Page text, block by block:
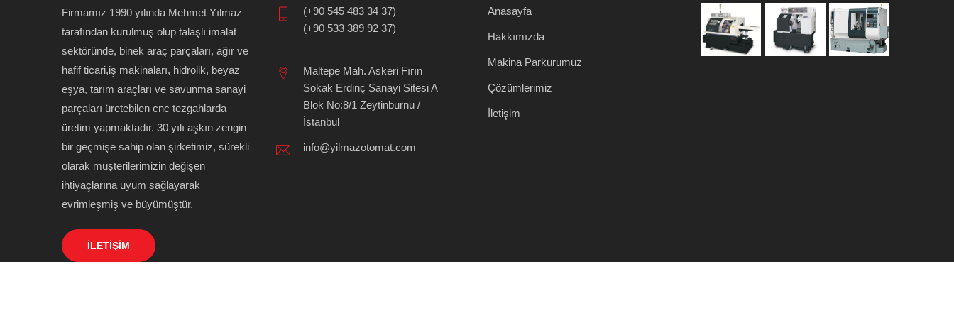
Firmamız 1990 yılında Mehmet Yılmaz
tarafından kurulmuş olup talaşlı imalat
sektöründe, binek araç parçaları, ağır ve
hafif ticari,iş makinaları, hidrolik, beyaz
eşya, tarım araçları ve savunma sanayi
parçaları üretebilen cnc tezgahlarda
üretim yapmaktadır. 30 yılı aşkın zengin
bir geçmişe sahip olan şirketimiz, sürekli
olarak müşterilerimizin değişen
ihtiyaçlarına uyum sağlayarak
evrimleşmiş ve büyümüştür.
İLETIŞIM
(+90 545 483 34 37)
(+90 533 389 92 37)
Maltepe Mah. Askeri Fırın
Sokak Erdinç Sanayi Sitesi A
Blok No:8/1 Zeytinburnu /
İstanbul
info@yilmazotomat.com
Anasayfa
Hakkımızda
Makina Parkurumuz
Çözümlerimiz
İletişim